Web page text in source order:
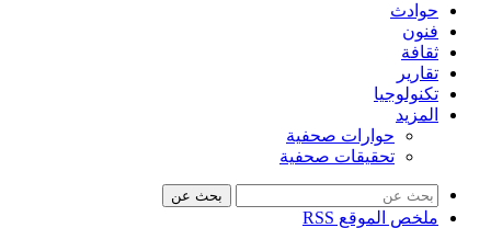
حوادث
فنون
ثقافة
تقارير
تكنولوجيا
المزيد
حوارات صحفية
تحقيقات صحفية
بحث عن
ملخص الموقع RSS